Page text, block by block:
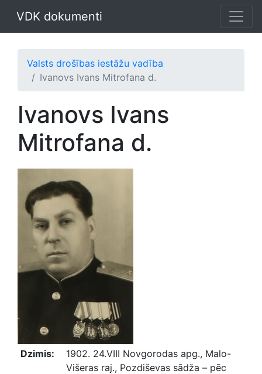
VDK dokumenti
Valsts drošības iestāžu vadība
Ivanovs Ivans Mitrofana d.
Ivanovs Ivans
Mitrofana d.
Dzimis:
1902. 24.VIII Novgorodas apg., Malo-
Višeras raj., Pozdiševas sādža – pēc